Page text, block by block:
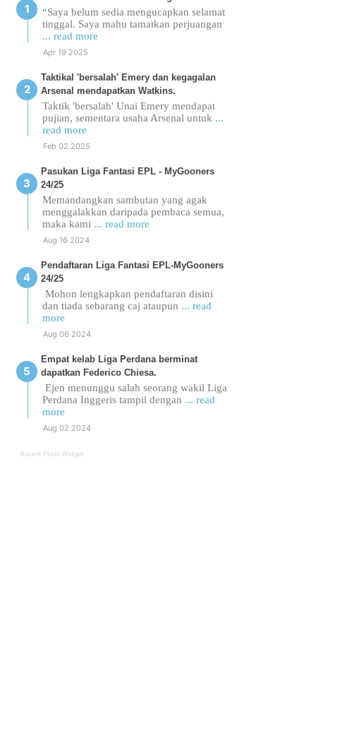
“Saya belum sedia mengucapkan selamat
tinggal. Saya mahu tamatkan perjuangan
... read more
Apr 19 2025
Taktikal 'bersalah' Emery dan kegagalan
Arsenal mendapatkan Watkins.
Taktik 'bersalah' Unai Emery mendapat
pujian, sementara usaha Arsenal untuk ...
read more
Feb 02 2025
Pasukan Liga Fantasi EPL - MyGooners
24/25
Memandangkan sambutan yang agak
menggalakkan daripada pembaca semua,
maka kami ... read more
Aug 16 2024
Pendaftaran Liga Fantasi EPL-MyGooners
24/25
Mohon lengkapkan pendaftaran disini
dan tiada sebarang caj ataupun ... read
more
Aug 06 2024
Empat kelab Liga Perdana berminat
dapatkan Federico Chiesa.
Ejen menunggu salah seorang wakil Liga
Perdana Inggeris tampil dengan ... read
more
Aug 02 2024
Recent Posts Widget